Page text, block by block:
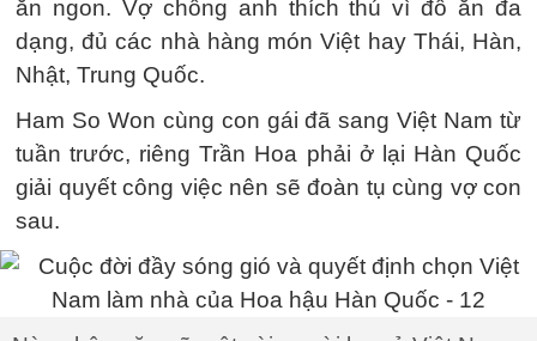
ăn ngon. Vợ chồng anh thích thú vì đồ ăn đa
dạng, đủ các nhà hàng món Việt hay Thái, Hàn,
Nhật, Trung Quốc.
Ham So Won cùng con gái đã sang Việt Nam từ
tuần trước, riêng Trần Hoa phải ở lại Hàn Quốc
giải quyết công việc nên sẽ đoàn tụ cùng vợ con
sau.